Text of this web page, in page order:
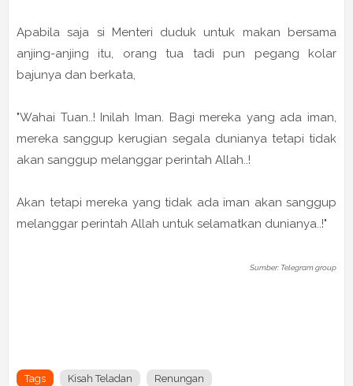
Apabila saja si Menteri duduk untuk makan bersama
anjing-anjing itu, orang tua tadi pun pegang kolar
bajunya dan berkata,
"Wahai Tuan..! Inilah Iman. Bagi mereka yang ada iman,
mereka sanggup kerugian segala dunianya tetapi tidak
akan sanggup melanggar perintah Allah..!
Akan tetapi mereka yang tidak ada iman akan sanggup
melanggar perintah Allah untuk selamatkan dunianya..!"
Sumber: Telegram group
Tags Kisah Teladan Renungan